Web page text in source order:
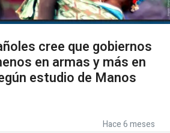
cree que gobiernos
en armas y más en
estudio de Manos
Hace 6 meses